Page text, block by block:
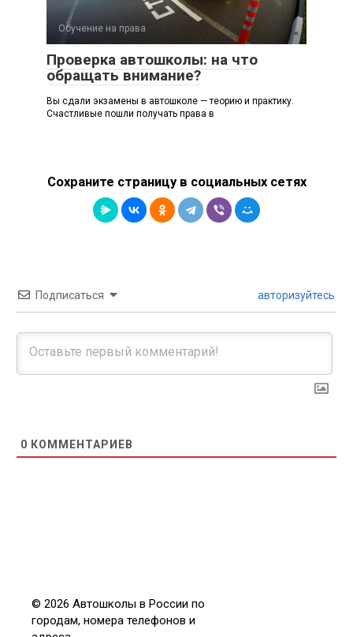
Обучение на права
Проверка автошколы: на что
обращать внимание?
Вы сдали экзамены в автошколе — теорию и практику.
Счастливые пошли получать права в
Сохраните страницу в социальных сетях
Подписаться авторизуйтесь
0 КОММЕНТАРИЕВ
© 2026 Автошколы в России по
городам, номера телефонов и